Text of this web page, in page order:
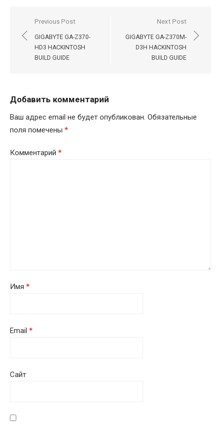
Навигация
по
записям
Previous Post
GIGABYTE GA-Z370-
HD3 HACKINTOSH
BUILD GUIDE
Next Post
GIGABYTE GA-Z370M-
D3H HACKINTOSH
BUILD GUIDE
Добавить комментарий
Ваш адрес email не будет опубликован. Обязательные
поля помечены *
Комментарий *
Имя *
Email *
Сайт